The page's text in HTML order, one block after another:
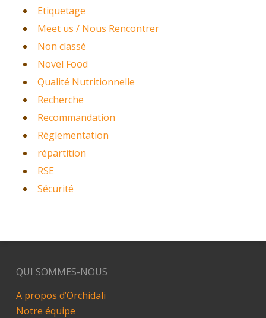
Etiquetage
Meet us / Nous Rencontrer
Non classé
Novel Food
Qualité Nutritionnelle
Recherche
Recommandation
Règlementation
répartition
RSE
Sécurité
QUI SOMMES-NOUS
A propos d’Orchidali
Notre équipe